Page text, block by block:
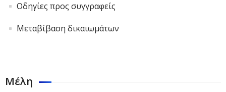
Οδηγίες προς συγγραφείς
Μεταβίβαση δικαιωμάτων
Μέλη